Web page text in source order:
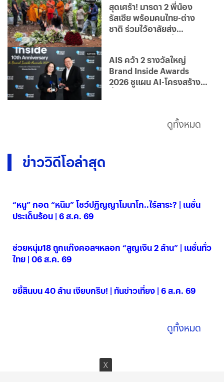
สุดเศร้า! มารดา 2 พี่น้อง
รัสเซีย พร้อมคนไทย-ต่าง
ชาติ ร่วมไว้อาลัยส่ง
AIS คว้า 2 รางวัลใหญ่
Brand Inside Awards
2026 ชูแผน AI-โครงสร้าง
ดูทั้งหมด
ข่าววิดีโอล่าสุด
“หนู” กอด “หนิม” โชว์ปฏิญญาโมนาโก..ไร้สาระ? | เนชั่น
ประเด็นร้อน | 6 ส.ค. 69
ช่วยหนุ่ม18 ถูกแก๊งคอลฯหลอก “สูญเงิน 2 ล้าน” | เนชั่นทั่ว
ไทย | 06 ส.ค. 69
ขยี้สินบน 40 ล้าน เงียบกริบ! | ทันข่าวเที่ยง | 6 ส.ค. 69
ดูทั้งหมด